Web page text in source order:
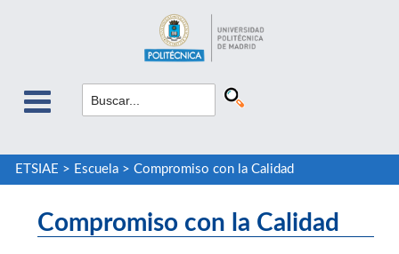
ETSIAE > Escuela> Compromiso con la Calidad
Compromiso con la Calidad